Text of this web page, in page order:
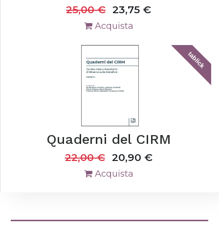
25,00€ 23,75 €
Acquista
tablick
Quaderni del CIRM
22,00€ 20,90 €
Acquista